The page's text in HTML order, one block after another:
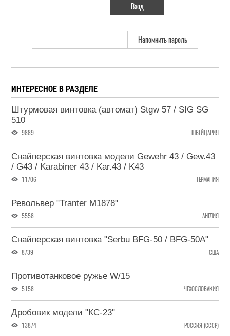
Напомнить пароль
ИНТЕРЕСНОЕ В РАЗДЕЛЕ
Штурмовая винтовка (автомат) Stgw 57 / SIG SG
510
9889 ШВЕЙЦАРИЯ
Снайперская винтовка модели Gewehr 43 / Gew.43
/ G43 / Karabiner 43 / Kar.43 / K43
11706 ГЕРМАНИЯ
Револьвер "Tranter M1878"
5558 АНГЛИЯ
Снайперская винтовка "Serbu BFG-50 / BFG-50A"
8739 США
Противотанковое ружье W/15
5158 ЧЕХОСЛОВАКИЯ
Дробовик модели "КС-23"
13874 РОССИЯ (СССР)